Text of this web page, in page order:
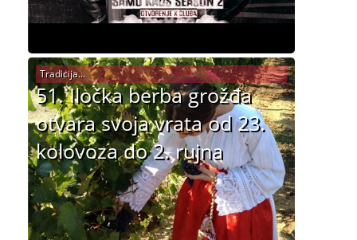
51. Iločka berba grožđa
otvara svoja vrata od 23.
kolovoza do 2. rujna
Tradicija...